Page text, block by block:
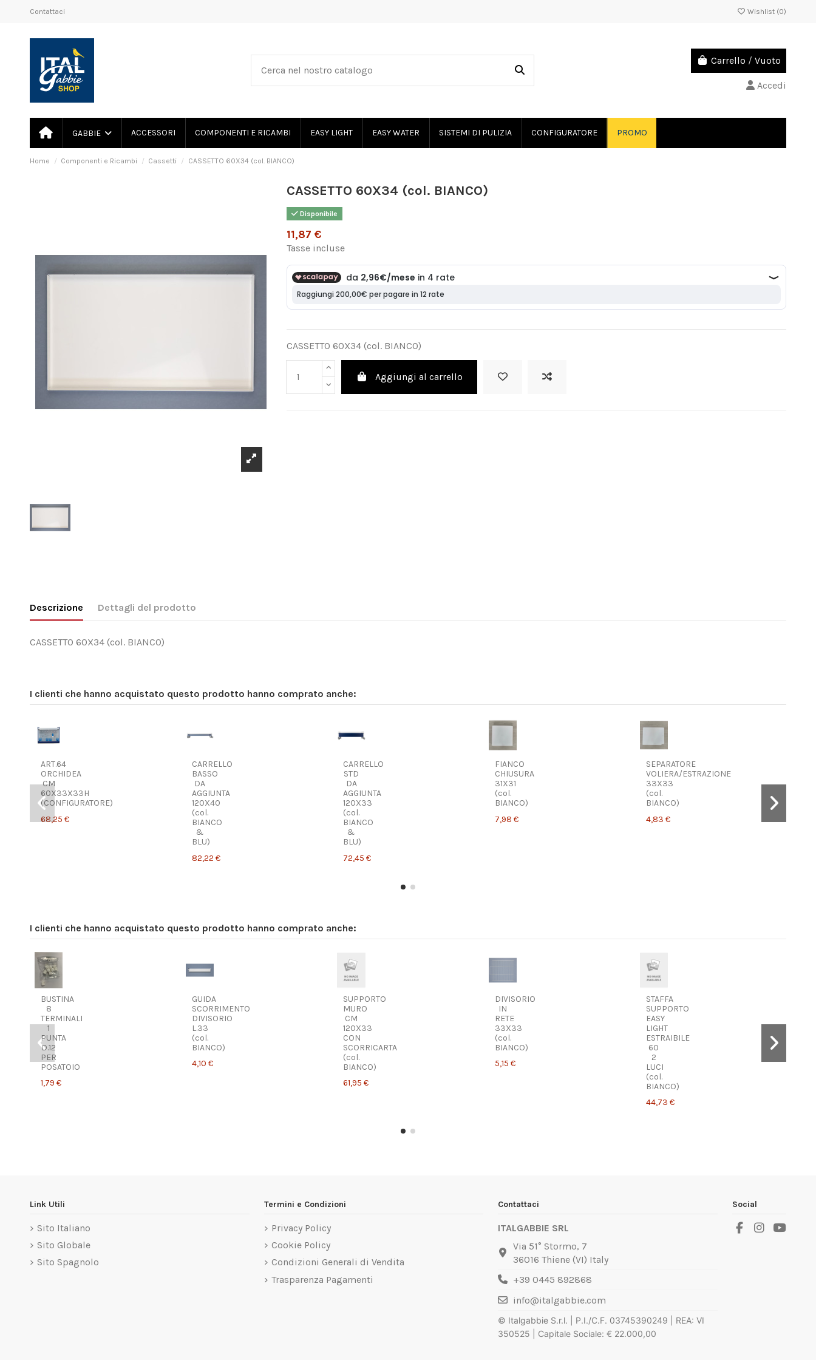
Contattaci Wishlist (0)
Carrello / Vuoto
Accedi
GABBIE ACCESSORI COMPONENTI E RICAMBI EASY LIGHT EASY WATER SISTEMI DI PULIZIA CONFIGURATORE PROMO
Home Componenti e Ricambi Cassetti CASSETTO 60X34 (col. BIANCO)
CASSETTO 60X34 (col. BIANCO)
Disponibile
11,87 €
Tasse incluse
CASSETTO 60X34 (col. BIANCO)
Aggiungi al carrello
Descrizione Dettagli del prodotto
CASSETTO 60X34 (col. BIANCO)
I clienti che hanno acquistato questo prodotto hanno comprato anche:
ART.64
ORCHIDEA
CM
60X33X33H
(CONFIGURATORE)
68,25 €
CARRELLO
BASSO
DA
AGGIUNTA
120X40
(col.
BIANCO
&
BLU)
82,22 €
CARRELLO
STD
DA
AGGIUNTA
120X33
(col.
BIANCO
&
BLU)
72,45 €
FIANCO
CHIUSURA
31X31
(col.
BIANCO)
7,98 €
SEPARATORE
VOLIERA/ESTRAZIONE
33X33
(col.
BIANCO)
4,83 €
GUIDA
SCORRIMENTO
DIVISORIO
L.33
(col.
BIANCO)
4,10 €
PANNELLO
SUPPORTO
ESTRAIBILI
120X33
LUCI
(col.
BIANCO)
107,42 €
Tetto
Piatto
0,00 €
I clienti che hanno acquistato questo prodotto hanno comprato anche:
BUSTINA
8
TERMINALI
1
PUNTA
D.12
PER
POSATOIO
1,79 €
GUIDA
SCORRIMENTO
DIVISORIO
L.33
(col.
BIANCO)
4,10 €
SUPPORTO
MURO
CM
120X33
CON
SCORRICARTA
(col.
BIANCO)
61,95 €
DIVISORIO
IN
RETE
33X33
(col.
BIANCO)
5,15 €
STAFFA
SUPPORTO
EASY
LIGHT
ESTRAIBILE
60
2
LUCI
(col.
BIANCO)
44,73 €
(col.
8,72 €
LIGHT
BIANCO)
107,42 €
AGGIUNTA
(col.
BIANCO
BLU)
Link Utili
Sito Italiano
Sito Globale
Sito Spagnolo
Termini e Condizioni
Privacy Policy
Cookie Policy
Condizioni Generali di Vendita
Trasparenza Pagamenti
Contattaci
ITALGABBIE SRL
Via 51° Stormo, 7
36016 Thiene (VI) Italy
+39 0445 892868
info@italgabbie.com
© Italgabbie S.r.l. | P.I./C.F. 03745390249 | REA: VI
350525 | Capitale Sociale: € 22.000,00
Social